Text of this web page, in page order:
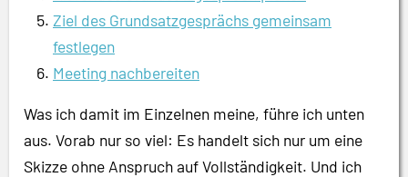
Ziel des Grundsatzgesprächs gemeinsam
festlegen
Meeting nachbereiten
Was ich damit im Einzelnen meine, führe ich unten
aus. Vorab nur so viel: Es handelt sich nur um eine
Skizze ohne Anspruch auf Vollständigkeit. Und ich